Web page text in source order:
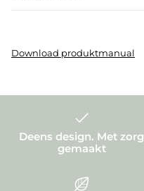
Download produktmanual
Deens design. Met zorg
gemaakt